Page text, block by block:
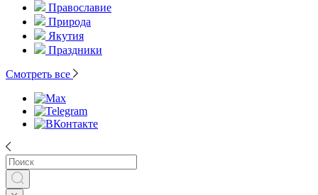
Православие
Природа
Якутия
Праздники
Смотреть все